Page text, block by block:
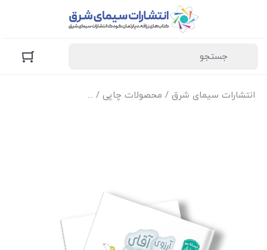
انتشارات سیمای شرق / محصولات چاپی / کتاب‌های زرافه (کودک